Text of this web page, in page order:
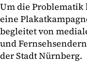
Um die Problematik
eine
begleitet von
und
der Stadt Nürnberg.